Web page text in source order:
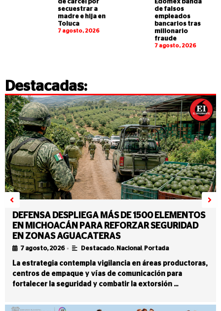
de cárcel por
secuestrar a
madre e hija en
Toluca
7 agosto, 2026
Edoméx banda
de falsos
empleados
bancarios tras
millonario
fraude
7 agosto, 2026
Destacadas:
DEFENSA DESPLIEGA MÁS DE 1500 ELEMENTOS
EN MICHOACÁN PARA REFORZAR SEGURIDAD
EN ZONAS AGUACATERAS
7 agosto, 2026 • Destacado, Nacional , Portada
La estrategia contempla vigilancia en áreas productoras,
centros de empaque y vías de comunicación para
fortalecer la seguridad y combatir la extorsión …